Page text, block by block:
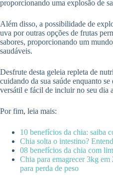
proporcionando uma explosão de
Além disso, a possibilidade de
uva por outras opções de frutas
sabores, proporcionando um
saudáveis.
Desfrute desta geleia repleta de
cuidando da sua saúde enquanto
versátil e fácil de incluir no seu dia
Por fim, leia mais:
10 benefícios da chia: saiba
Chia solta o intestino?
08 benefícios da chia com
Chia para emagrecer 3kg
para perda de peso